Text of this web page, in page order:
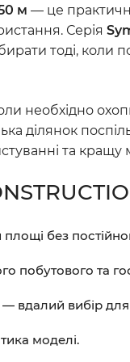
м — це
Серія
тоді,
необхідно
ділянок
та
без
побутового та
— вдалий вибір для
моделі.